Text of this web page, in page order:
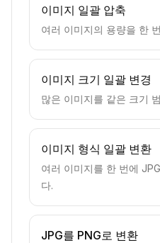
이미지 일괄 압축
여러 이미지의 용량을 한
이미지 크기 일괄 변경
많은 이미지를 같은 크기
이미지 형식 일괄 변환
여러 이미지를 한 번에
다.
JPG를 PNG로 변환